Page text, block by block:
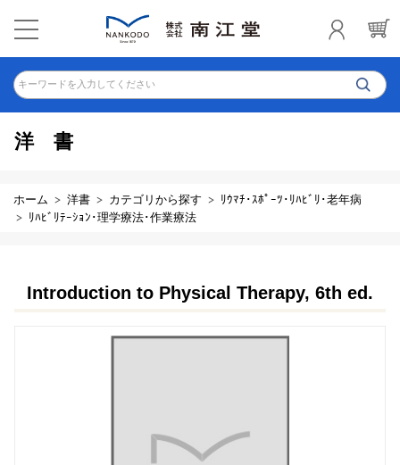
キーワードを入力してください
洋書
ホーム 洋書 カテゴリから探す
ﾘｳﾏﾁ･ｽﾎﾟｰﾂ･ﾘﾊﾋﾞﾘ･老年病
ﾘﾊﾋﾞﾘﾃｰｼｮﾝ･理学療法･作業療法
Introduction to Physical Therapy, 6th ed.